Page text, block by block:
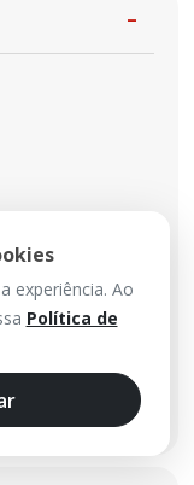
experiência. Ao
Política de